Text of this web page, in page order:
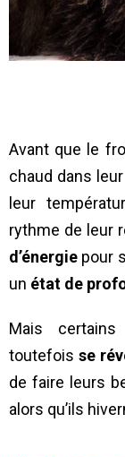
Avant que le
chaud dans
leur
rythme de leur
d’énergie pour
un état de
Mais certains
toutefois se
de faire leurs
alors qu’ils